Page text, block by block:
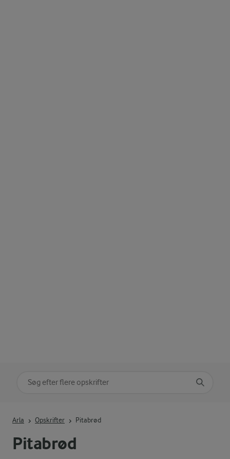
Pitabrød
Arla Opskrifter Pitabrød
Søg på kategori